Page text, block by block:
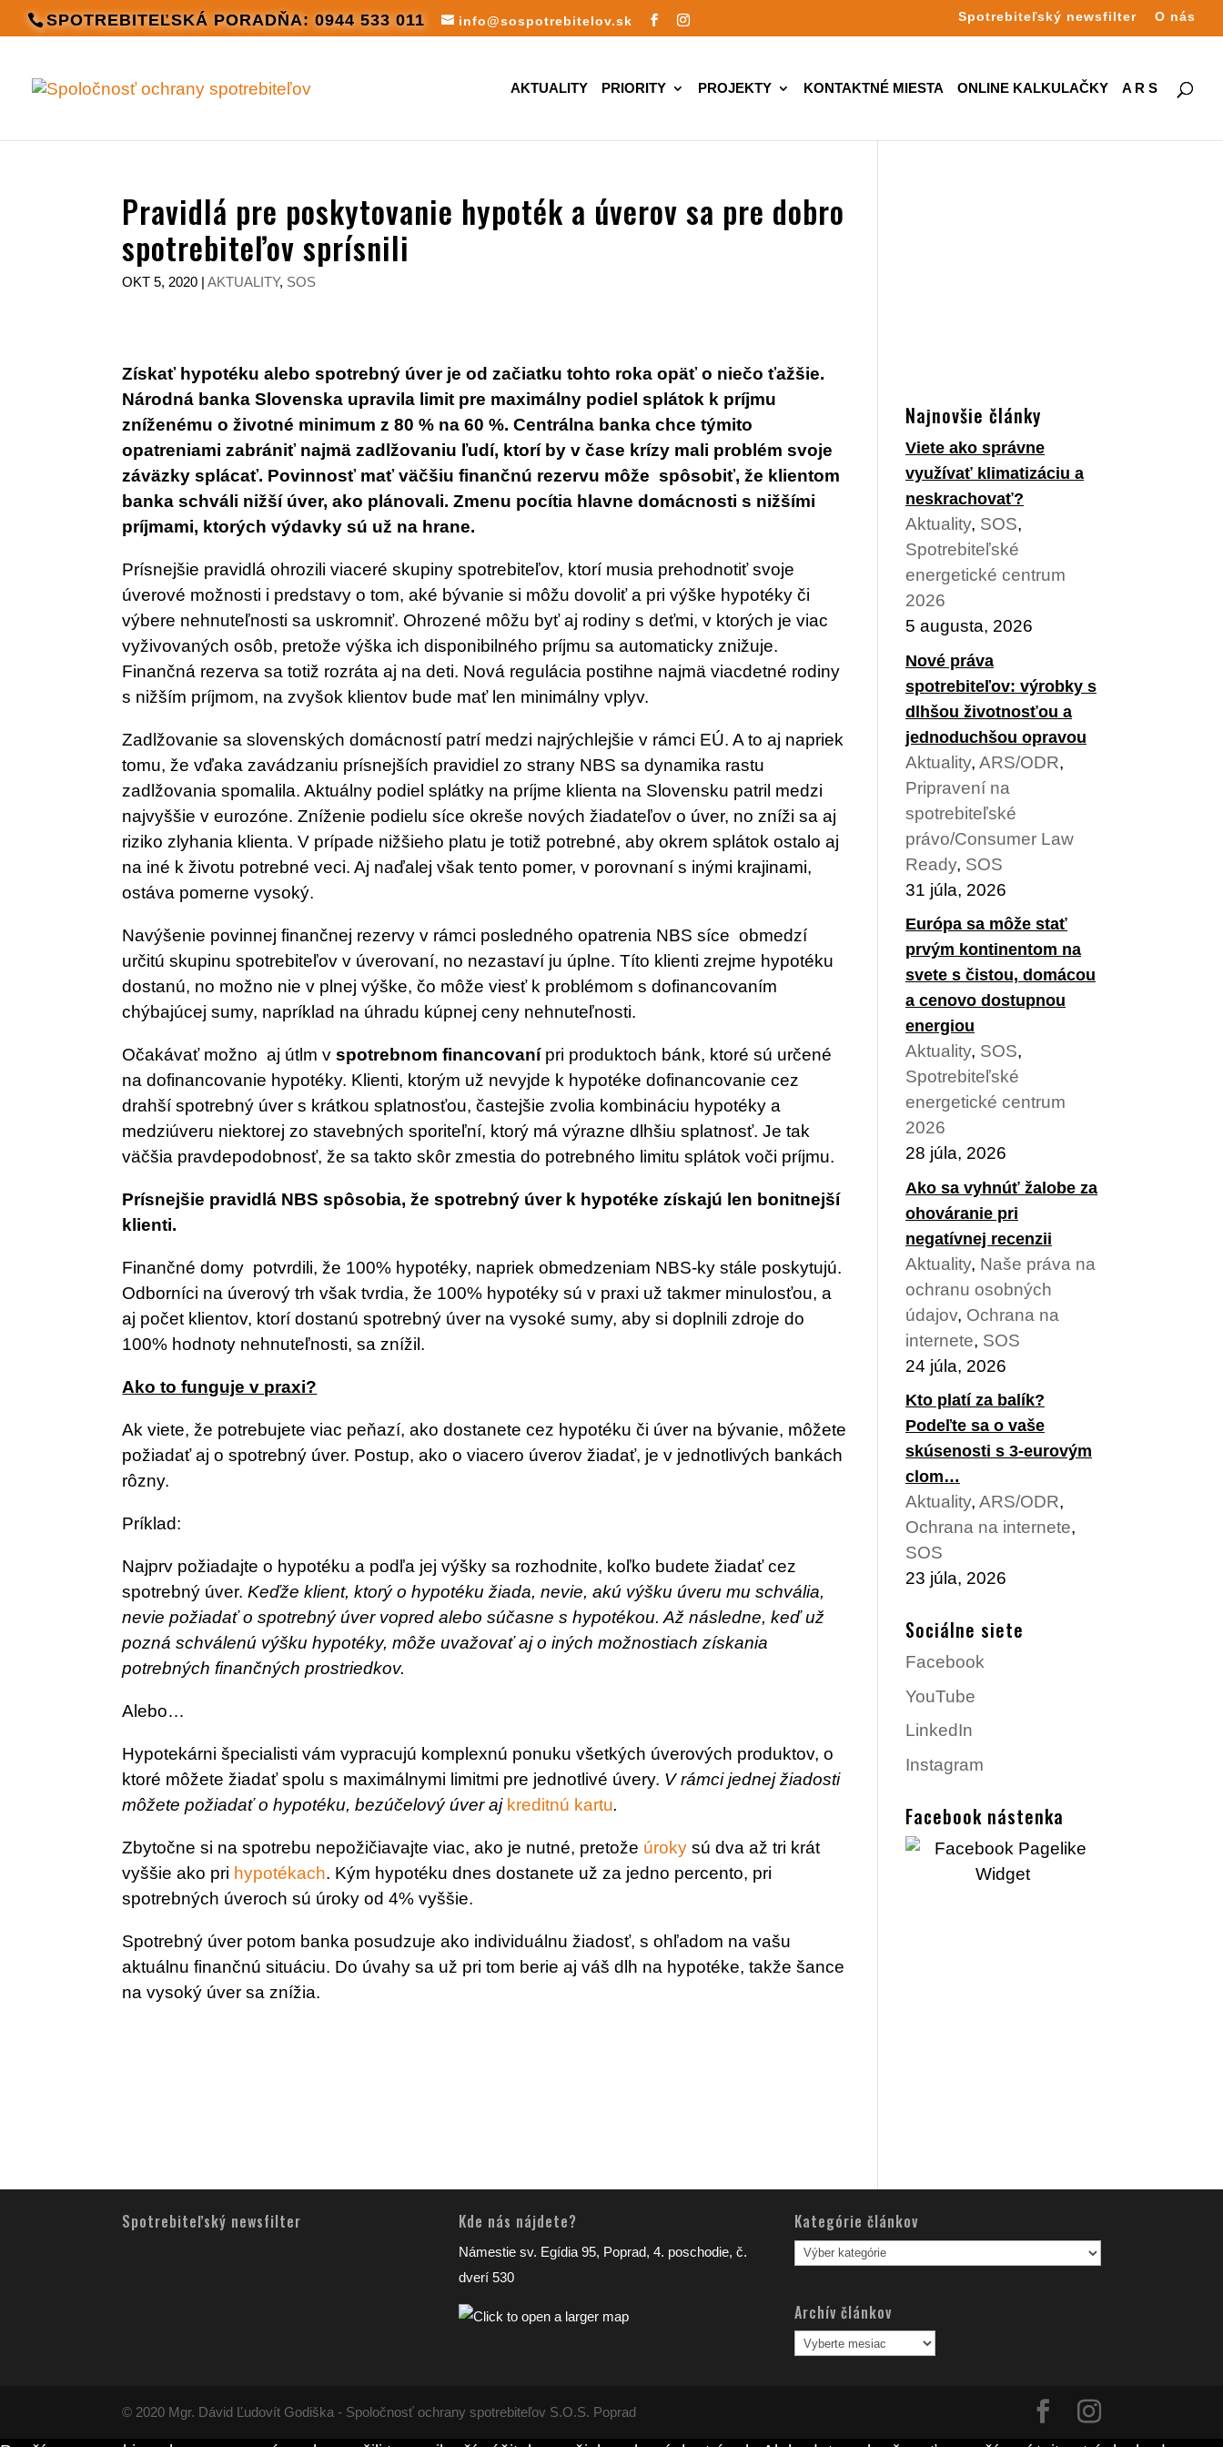
SPOTREBITEĽSKÁ PORADŇA: 0944 533 011 info@sospotrebitelov.sk Spotrebiteľský newsfilter O nás
AKTUALITY PRIORITY PROJEKTY KONTAKTNÉ MIESTA ONLINE KALKULAČKY A R S
Pravidlá pre poskytovanie hypoték a úverov sa pre dobro
spotrebiteľov sprísnili
OKT 5, 2020 |AKTUALITY, SOS
Získať hypotéku alebo spotrebný úver je od začiatku tohto roka opäť o niečo ťažšie.
Národná banka Slovenska upravila limit pre maximálny podiel splátok k príjmu
zníženému o životné minimum z 80 % na 60 %. Centrálna banka chce týmito
opatreniami zabrániť najmä zadlžovaniu ľudí, ktorí by v čase krízy mali problém svoje
záväzky splácať. Povinnosť mať väčšiu finančnú rezervu môže spôsobiť, že klientom
banka schváli nižší úver, ako plánovali. Zmenu pocítia hlavne domácnosti s nižšími
príjmami, ktorých výdavky sú už na hrane.
Prísnejšie pravidlá ohrozili viaceré skupiny spotrebiteľov, ktorí musia prehodnotiť svoje
úverové možnosti i predstavy o tom, aké bývanie si môžu dovoliť a pri výške hypotéky či
výbere nehnuteľnosti sa uskromniť. Ohrozené môžu byť aj rodiny s deťmi, v ktorých je viac
vyživovaných osôb, pretože výška ich disponibilného príjmu sa automaticky znižuje.
Finančná rezerva sa totiž rozráta aj na deti. Nová regulácia postihne najmä viacdetné rodiny
s nižším príjmom, na zvyšok klientov bude mať len minimálny vplyv.
Zadlžovanie sa slovenských domácností patrí medzi najrýchlejšie v rámci EÚ. A to aj napriek
tomu, že vďaka zavádzaniu prísnejších pravidiel zo strany NBS sa dynamika rastu
zadlžovania spomalila. Aktuálny podiel splátky na príjme klienta na Slovensku patril medzi
najvyššie v eurozóne. Zníženie podielu síce okreše nových žiadateľov o úver, no zníži sa aj
riziko zlyhania klienta. V prípade nižšieho platu je totiž potrebné, aby okrem splátok ostalo aj
na iné k životu potrebné veci. Aj naďalej však tento pomer, v porovnaní s inými krajinami,
ostáva pomerne vysoký.
Navýšenie povinnej finančnej rezervy v rámci posledného opatrenia NBS síce obmedzí
určitú skupinu spotrebiteľov v úverovaní, no nezastaví ju úplne. Títo klienti zrejme hypotéku
dostanú, no možno nie v plnej výške, čo môže viesť k problémom s dofinancovaním
chýbajúcej sumy, napríklad na úhradu kúpnej ceny nehnuteľnosti.
Očakávať možno aj útlm vspotrebnom financovanípri produktoch bánk, ktoré sú určené
na dofinancovanie hypotéky. Klienti, ktorým už nevyjde k hypotéke dofinancovanie cez
drahší spotrebný úver s krátkou splatnosťou, častejšie zvolia kombináciu hypotéky a
medziúveru niektorej zo stavebných sporiteľní, ktorý má výrazne dlhšiu splatnosť. Je tak
väčšia pravdepodobnosť, že sa takto skôr zmestia do potrebného limitu splátok voči príjmu.
Prísnejšie pravidlá NBS spôsobia, že spotrebný úver k hypotéke získajú len bonitnejší
klienti.
Finančné domy potvrdili, že 100% hypotéky, napriek obmedzeniam NBS-ky stále poskytujú.
Odborníci na úverový trh však tvrdia, že 100% hypotéky sú v praxi už takmer minulosťou, a
aj počet klientov, ktorí dostanú spotrebný úver na vysoké sumy, aby si doplnili zdroje do
100% hodnoty nehnuteľnosti, sa znížil.
Ako to funguje v praxi?
Ak viete, že potrebujete viac peňazí, ako dostanete cez hypotéku či úver na bývanie, môžete
požiadať aj o spotrebný úver. Postup, ako o viacero úverov žiadať, je v jednotlivých bankách
rôzny.
Príklad:
Najprv požiadajte o hypotéku a podľa jej výšky sa rozhodnite, koľko budete žiadať cez
spotrebný úver. Keďže klient, ktorý o hypotéku žiada, nevie, akú výšku úveru mu schvália,
nevie požiadať o spotrebný úver vopred alebo súčasne s hypotékou. Až následne, keď už
pozná schválenú výšku hypotéky, môže uvažovať aj o iných možnostiach získania
potrebných finančných prostriedkov.
Alebo…
Hypotekárni špecialisti vám vypracujú komplexnú ponuku všetkých úverových produktov, o
ktoré môžete žiadať spolu s maximálnymi limitmi pre jednotlivé úvery. V rámci jednej žiadosti
môžete požiadať o hypotéku, bezúčelový úver aj kreditnú kartu.
Zbytočne si na spotrebu nepožičiavajte viac, ako je nutné, pretože úrokysú dva až tri krát
vyššie ako pri hypotékach. Kým hypotéku dnes dostanete už za jedno percento, pri
spotrebných úveroch sú úroky od 4% vyššie.
Spotrebný úver potom banka posudzuje ako individuálnu žiadosť, s ohľadom na vašu
aktuálnu finančnú situáciu. Do úvahy sa už pri tom berie aj váš dlh na hypotéke, takže šance
na vysoký úver sa znížia.
Najnovšie články
Viete ako správne
využívať klimatizáciu a
neskrachovať?
Aktuality, SOS,
Spotrebiteľské
energetické centrum
2026
5 augusta, 2026
Nové práva
spotrebiteľov: výrobky s
dlhšou životnosťou a
jednoduchšou opravou
Aktuality, ARS/ODR,
Pripravení na
spotrebiteľské
právo/Consumer Law
Ready, SOS
31 júla, 2026
Európa sa môže stať
prvým kontinentom na
svete s čistou, domácou
a cenovo dostupnou
energiou
Aktuality, SOS,
Spotrebiteľské
energetické centrum
2026
28 júla, 2026
Ako sa vyhnúť žalobe za
ohováranie pri
negatívnej recenzii
Aktuality, Naše práva na
ochranu osobných
údajov, Ochrana na
internete, SOS
24 júla, 2026
Kto platí za balík?
Podeľte sa o vaše
skúsenosti s 3-eurovým
clom…
Aktuality, ARS/ODR,
Ochrana na internete,
SOS
23 júla, 2026
Sociálne siete
Facebook
YouTube
LinkedIn
Instagram
Facebook nástenka
Spotrebiteľský newsfilter Kde nás nájdete?
Námestie sv. Egídia 95, Poprad, 4. poschodie, č.
dverí 530
Kategórie článkov
Kategórie
článkov
Archív článkov
Archív
článkov
© 2020 Mgr. Dávid Ľudovít Godiška - Spoločnosť ochrany spotrebiteľov S.O.S. Poprad